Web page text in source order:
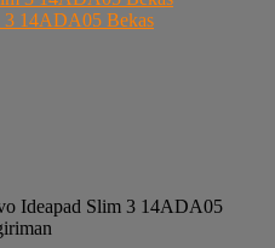
3 14ADA05 Bekas
Ideapad Slim 3 14ADA05